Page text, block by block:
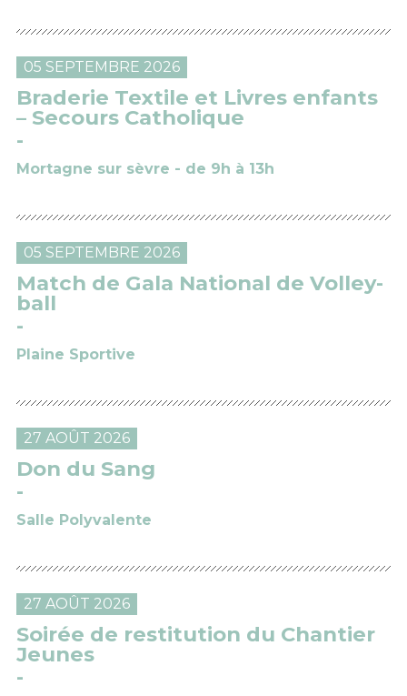
05 SEPTEMBRE 2026
Braderie Textile et Livres enfants
– Secours Catholique
Mortagne sur sèvre - de 9h à 13h
05 SEPTEMBRE 2026
Match de Gala National de Volley-
ball
Plaine Sportive
27 AOÛT 2026
Don du Sang
Salle Polyvalente
27 AOÛT 2026
Soirée de restitution du Chantier
Jeunes